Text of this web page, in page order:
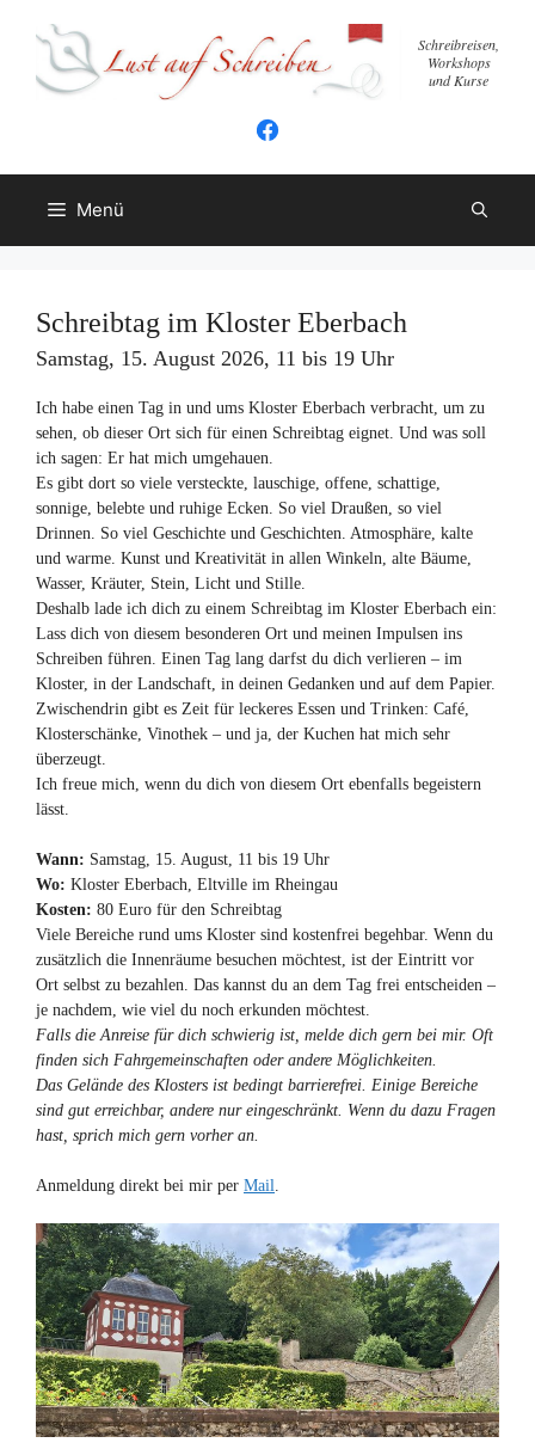
Inhalt
springen
Schreibreisen,
Workshops
und Kurse
Menü
Schreibtag im Kloster Eberbach
Samstag, 15. August 2026, 11 bis 19 Uhr
Ich habe einen Tag in und ums Kloster Eberbach verbracht, um zu
sehen, ob dieser Ort sich für einen Schreibtag eignet. Und was soll
ich sagen: Er hat mich umgehauen.
Es gibt dort so viele versteckte, lauschige, offene, schattige,
sonnige, belebte und ruhige Ecken. So viel Draußen, so viel
Drinnen. So viel Geschichte und Geschichten. Atmosphäre, kalte
und warme. Kunst und Kreativität in allen Winkeln, alte Bäume,
Wasser, Kräuter, Stein, Licht und Stille.
Deshalb lade ich dich zu einem Schreibtag im Kloster Eberbach ein:
Lass dich von diesem besonderen Ort und meinen Impulsen ins
Schreiben führen. Einen Tag lang darfst du dich verlieren – im
Kloster, in der Landschaft, in deinen Gedanken und auf dem Papier.
Zwischendrin gibt es Zeit für leckeres Essen und Trinken: Café,
Klosterschänke, Vinothek – und ja, der Kuchen hat mich sehr
überzeugt.
Ich freue mich, wenn du dich von diesem Ort ebenfalls begeistern
lässt.
Wann: Samstag, 15. August, 11 bis 19 Uhr
Wo: Kloster Eberbach, Eltville im Rheingau
Kosten: 80 Euro für den Schreibtag
Viele Bereiche rund ums Kloster sind kostenfrei begehbar. Wenn du
zusätzlich die Innenräume besuchen möchtest, ist der Eintritt vor
Ort selbst zu bezahlen. Das kannst du an dem Tag frei entscheiden –
je nachdem, wie viel du noch erkunden möchtest.
Falls die Anreise für dich schwierig ist, melde dich gern bei mir. Oft
finden sich Fahrgemeinschaften oder andere Möglichkeiten.
Das Gelände des Klosters ist bedingt barrierefrei. Einige Bereiche
sind gut erreichbar, andere nur eingeschränkt. Wenn du dazu Fragen
hast, sprich mich gern vorher an.
Anmeldung direkt bei mir per Mail.